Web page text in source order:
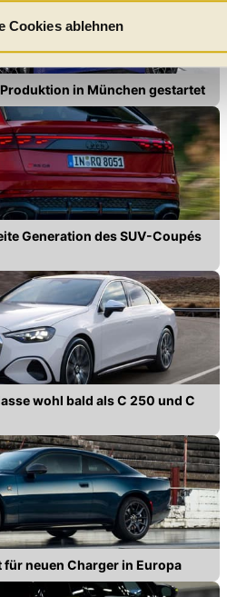
eine Einschränkung womöglich
der Website zur Verfügung
in unserer
Cookies ablehnen
in München gestartet
Generation des SUV-Coupés
wohl bald als C 250 und C
neuen Charger in Europa